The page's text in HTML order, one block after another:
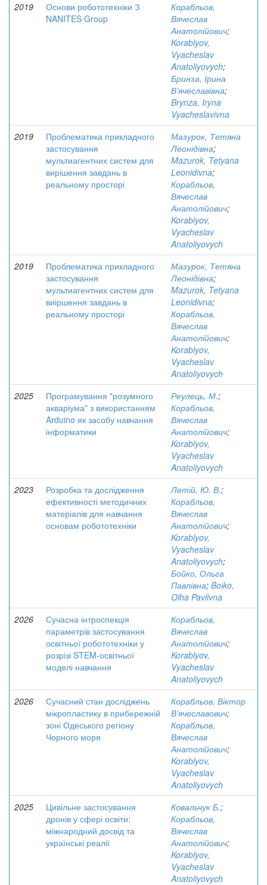
2019
Основи робототехніки З
NANITES Group
Корабльов,
Вячеслав
Анатолійович;
Korablyov,
Vyacheslav
Anatoliyovych;
Бринза, Ірина
В’ячеславівна;
Brynza, Iryna
Vyacheslavivna
2019
Проблематика прикладного
застосування
мультиагентних систем для
вирішення завдань в
реальному просторі
Мазурок, Тетяна
Леонідівна;
Mazurok, Tetyana
Leonidivna;
Корабльов,
Вячеслав
Анатолійович;
Korablyov,
Vyacheslav
Anatoliyovych
2019
Проблематика прикладного
застосування
мультиагентних систем для
виіршення завдань в
реальному просторі
Мазурок, Тетяна
Леонідівна;
Mazurok, Tetyana
Leonidivna;
Корабльов,
Вячеслав
Анатолійович;
Korablyov,
Vyacheslav
Anatoliyovych
2025
Програмування "розумного
акваріума" з використанням
Arduino як засобу навчання
інформатики
Реулець, М.;
Корабльов,
Вячеслав
Анатолійович;
Korablyov,
Vyacheslav
Anatoliyovych
2023
Розробка та дослідження
ефективності методичних
матеріалів для навчання
основам робототехніки
Летій, Ю. В.;
Корабльов,
Вячеслав
Анатолійович;
Korablyov,
Vyacheslav
Anatoliyovych;
Бойко, Ольга
Павлівна; Boіko,
Olha Pavlivna
2026
Сучасна інтроспекція
параметрів застосування
освітньої робототехніки у
розрізі STEM-освітньої
моделі навчання
Корабльов,
Вячеслав
Анатолійович;
Korablyov,
Vyacheslav
Anatoliyovych
2026
Сучасний стан досліджень
мікропластику в прибережній
зоні Одеського регіону
Чорного моря
Корабльов, Віктор
В’ячеславович;
Корабльов,
Вячеслав
Анатолійович;
Korablyov,
Vyacheslav
Anatoliyovych
2025
Цивільне застосування
дронів у сфері освіти:
міжнародний досвід та
українські реалії
Ковальчук Б.;
Корабльов,
Вячеслав
Анатолійович;
Korablyov,
Vyacheslav
Anatoliyovych